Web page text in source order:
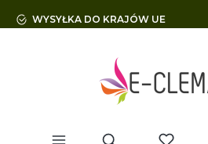
WYSYŁKA DO KRAJÓW UE
Otwórz wyszukiwarkę